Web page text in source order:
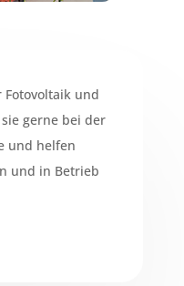
und
gerne bei der
und helfen
und in Betrieb